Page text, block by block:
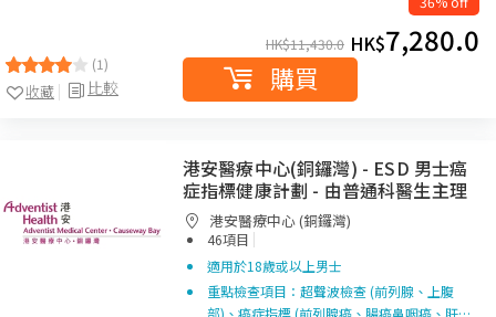
(1)
比較
收藏
HK$11,430.0 HK$7,280.0
購買
港安醫療中心(銅鑼灣) - ESD 男士癌
症指標健康計劃 - 由普通科醫生主理
港安醫療中心 (銅鑼灣)
46項目 |
適用於18歲或以上男士
重點檢查項目：超聲波檢查 (前列腺、上腹
部)、癌症指標 (前列腺癌、腸癌鼻咽癌、肝…